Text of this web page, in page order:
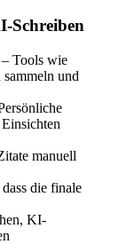
Schreiben
– Tools wie
und
manuell
die finale
KI-